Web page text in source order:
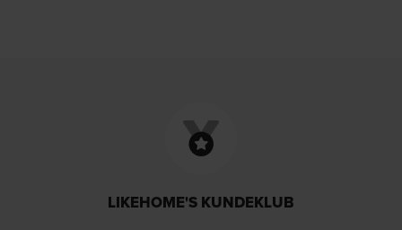
LIKEHOME'S KUNDEKLUB